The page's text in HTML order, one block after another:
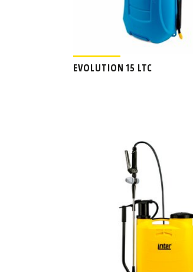
EVOLUTION 15 LTC